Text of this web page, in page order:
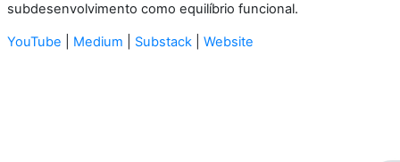
subdesenvolvimento como equilíbrio funcional.
YouTube Medium Substack Website